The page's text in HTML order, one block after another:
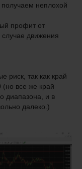
получаем неплохой
профит от
случае движения
риск, так как край
(но все же край
диапазона, и в
далеко.)